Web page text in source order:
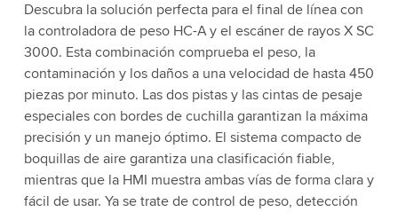
Descubra la solución perfecta para el final de línea con
la controladora de peso HC-A y el escáner de rayos X SC
3000. Esta combinación comprueba el peso, la
contaminación y los daños a una velocidad de hasta 450
piezas por minuto. Las dos pistas y las cintas de pesaje
especiales con bordes de cuchilla garantizan la máxima
precisión y un manejo óptimo. El sistema compacto de
boquillas de aire garantiza una clasificación fiable,
mientras que la HMI muestra ambas vías de forma clara y
fácil de usar. Ya se trate de control de peso, detección